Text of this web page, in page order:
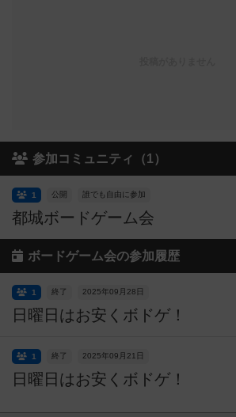
参加コミュニティ（1）
都城ボードゲーム会
公開 誰でも自由に参加
1
ボードゲーム会の参加履歴
日曜日はお安くボドゲ！
終了 2025年09月28日
1
日曜日はお安くボドゲ！
終了 2025年09月21日
1